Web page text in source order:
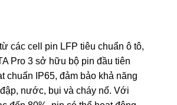
các cell pin LFP tiêu chuẩn ô tô,
Pro 3 sở hữu bộ pin đầu tiên
chuẩn IP65, đảm bảo khả năng
nước, bụi và cháy nổ. Với